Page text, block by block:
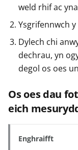
weld rhif ac yna
Ysgrifennwch
Dylech chi
dechrau, yn
degol os oes un
Os oes dau
eich
Enghraifft